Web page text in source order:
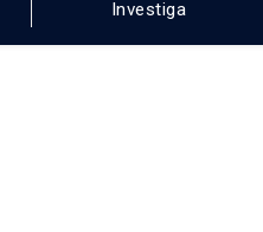
Investiga